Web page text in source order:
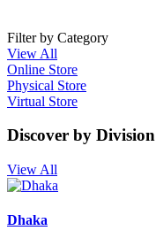
Filter by Category
View All
Online Store
Physical Store
Virtual Store
Discover by Division
View All
Dhaka